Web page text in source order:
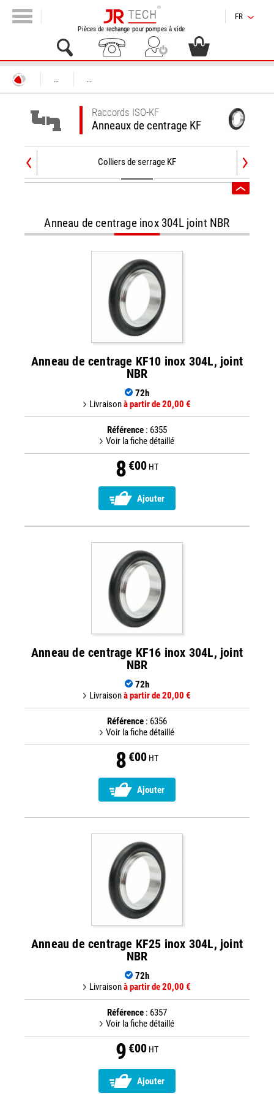
Pièces de rechange pour pompes à vide
FR
... ...
Raccords ISO-KF
Anneaux de centrage KF
Colliers de serrage KF
Anneau de centrage inox 304L joint NBR
Anneau de centrage KF10 inox 304L, joint
NBR
72h
Livraisonà partir de 20,00 €
Référence : 6355
Voir la fiche détaillé
8 €00 HT
Ajouter
Anneau de centrage KF16 inox 304L, joint
NBR
72h
Livraisonà partir de 20,00 €
Référence : 6356
Voir la fiche détaillé
8 €00 HT
Ajouter
Anneau de centrage KF25 inox 304L, joint
NBR
72h
Livraisonà partir de 20,00 €
Référence : 6357
Voir la fiche détaillé
9 €00 HT
Ajouter